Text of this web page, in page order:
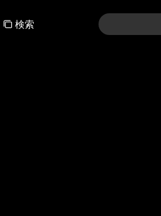
検索